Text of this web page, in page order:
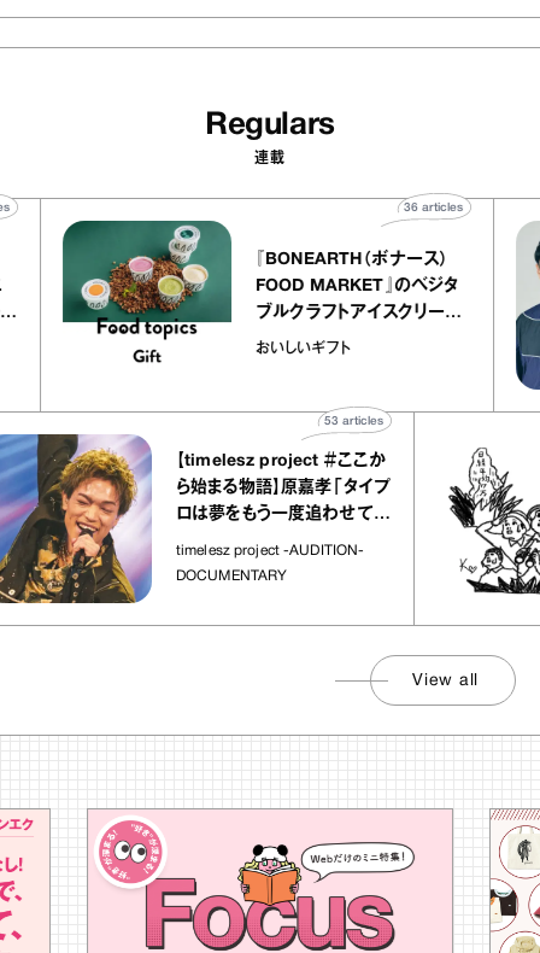
Regulars
連載
リエ
キャ
articles
『BONEARTH（ボナース）
FOOD MARKET』のベジタ
ブルクラフトアイスクリーム
｜真野知子の「おいしいギフ
おいしいギフト
36articles
【timelesz project ＃ここか
ら始まる物語】原嘉孝「タイプ
ロは夢をもう一度追わせてく
れた場所」
timelesz project -AUDITION-
DOCUMENTARY
articles
View all